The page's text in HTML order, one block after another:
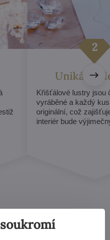
Unikátní
Křišťálové lustry jsou
vyráběné a každý
originální, což
interiér bude